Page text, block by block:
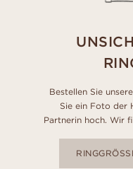
Bestellen Sie
Sie ein Foto der
Partnerin hoch. Wir